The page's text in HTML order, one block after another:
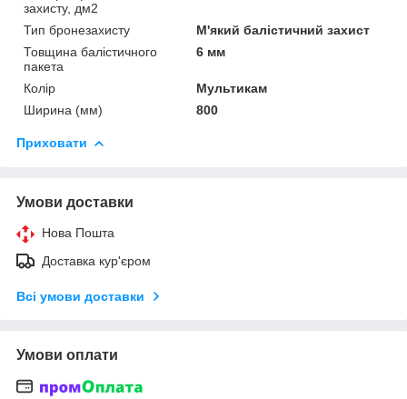
захисту, дм2
Тип бронезахисту
М'який балістичний захист
Товщина балістичного
пакета
6 мм
Колір
Мультикам
Ширина (мм)
800
Приховати
Умови доставки
Нова Пошта
Доставка кур'єром
Всі умови доставки
Умови оплати